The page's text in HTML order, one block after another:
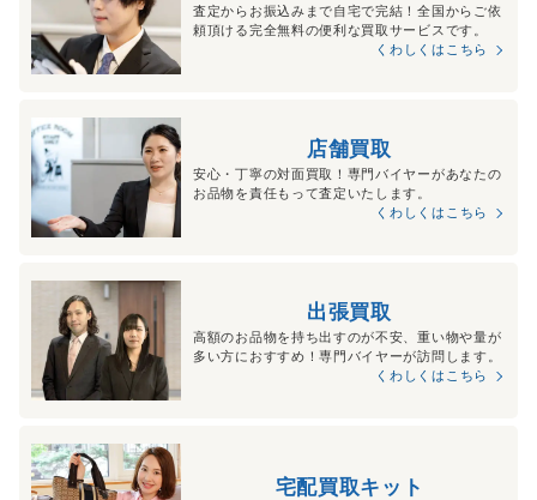
査定からお振込みまで自宅で完結！全国からご依
頼頂ける完全無料の便利な買取サービスです。
くわしくはこちら
店舗買取
安心・丁寧の対面買取！専門バイヤーがあなたの
お品物を責任もって査定いたします。
くわしくはこちら
出張買取
高額のお品物を持ち出すのが不安、重い物や量が
多い方におすすめ！専門バイヤーが訪問します。
くわしくはこちら
宅配買取キット